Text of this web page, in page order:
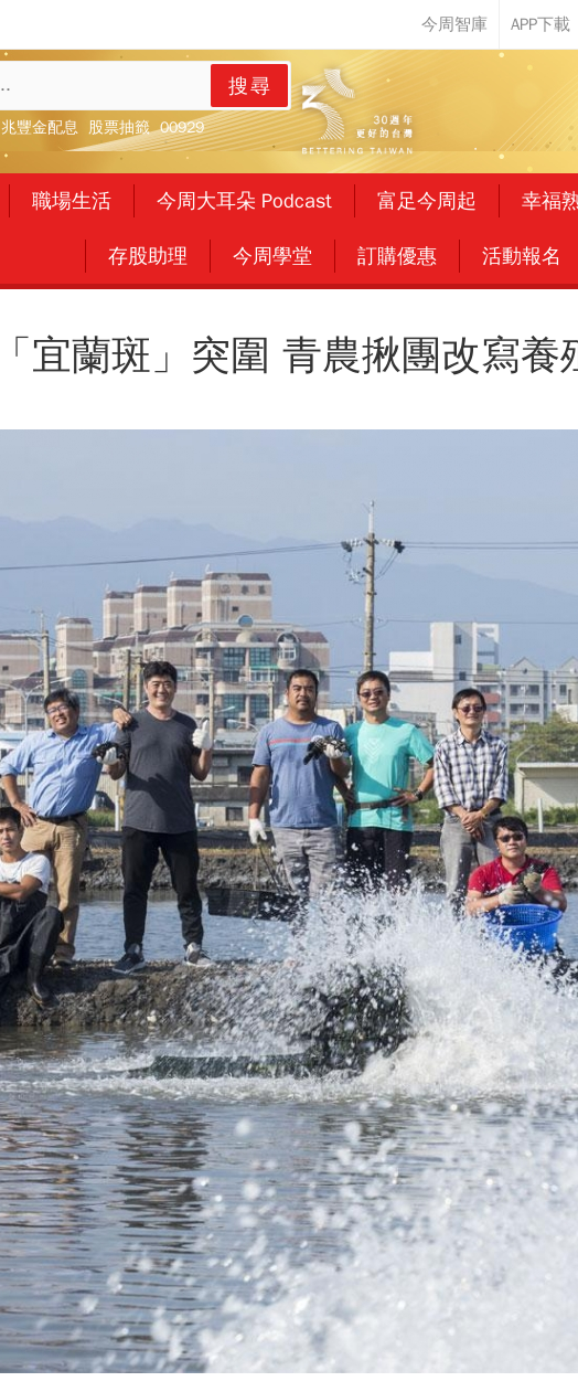
搜尋
兆豐金配息 股票抽籤 00929
職場生活 今周大耳朵 Podcast 富足今周起 幸福
存股助理 今周學堂 訂購優惠 活動報名
「宜蘭斑」突圍 青農揪團改寫養